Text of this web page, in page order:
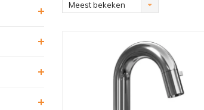
Meest bekeken